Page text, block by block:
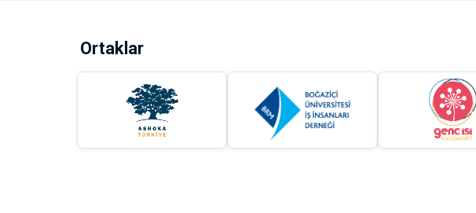
Ortaklar